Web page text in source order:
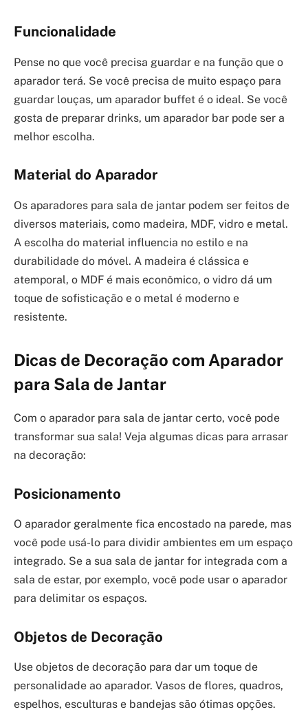
Funcionalidade
Pense no que você precisa guardar e na função que o
aparador terá. Se você precisa de muito espaço para
guardar louças, um aparador buffet é o ideal. Se você
gosta de preparar drinks, um aparador bar pode ser a
melhor escolha.
Material do Aparador
Os aparadores para sala de jantar podem ser feitos de
diversos materiais, como madeira, MDF, vidro e metal.
A escolha do material influencia no estilo e na
durabilidade do móvel. A madeira é clássica e
atemporal, o MDF é mais econômico, o vidro dá um
toque de sofisticação e o metal é moderno e
resistente.
Dicas de Decoração com Aparador
para Sala de Jantar
Com o aparador para sala de jantar certo, você pode
transformar sua sala! Veja algumas dicas para arrasar
na decoração:
Posicionamento
O aparador geralmente fica encostado na parede, mas
você pode usá-lo para dividir ambientes em um espaço
integrado. Se a sua sala de jantar for integrada com a
sala de estar, por exemplo, você pode usar o aparador
para delimitar os espaços.
Objetos de Decoração
Use objetos de decoração para dar um toque de
personalidade ao aparador. Vasos de flores, quadros,
espelhos, esculturas e bandejas são ótimas opções.